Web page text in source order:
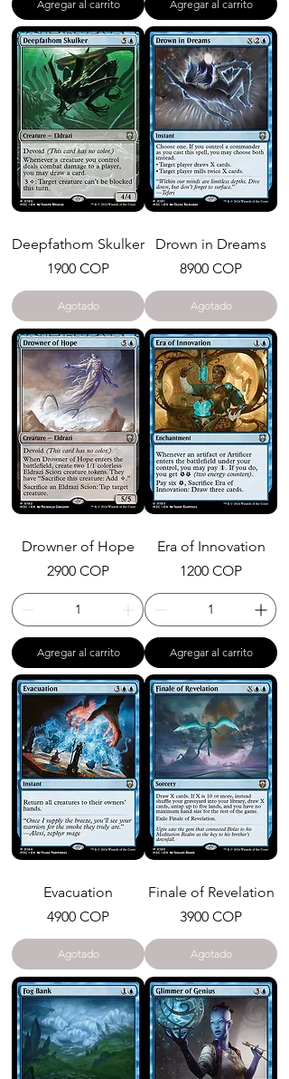
Agregar al carrito Agregar al carrito
Deepfathom Skulker
Precio
1900 COP
Agotado
Drown in Dreams
Precio
8900 COP
Agotado
Drowner of Hope
Precio
2900 COP
Agregar al carrito
Era of Innovation
Precio
1200 COP
Agregar al carrito
Evacuation
Precio
4900 COP
Agotado
Finale of Revelation
Precio
3900 COP
Agotado